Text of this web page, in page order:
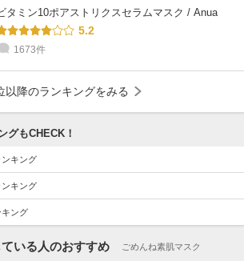
タミン10ポアストリクスセラムマスク / Anua
5.2
1673件
以降のランキングをみる
グもCHECK！
キング
キング
ング
いる人のおすすめ ごめんね素肌マスク